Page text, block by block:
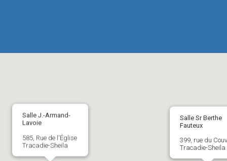
Salle J.-Armand-
Lavoie
585, Rue de l'Église
Tracadie-Sheila
Salle Sr Berthe
Fauteux
399, rue du
Tracadie-Sheila